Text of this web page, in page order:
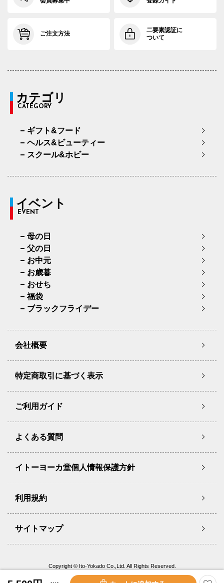
ご注文方法
二要素認証に
ついて
カテゴリ
CATEGORY
ギフト&フード
ヘルス&ビューティー
スクール&ホビー
イベント
EVENT
母の日
父の日
お中元
お歳暮
おせち
福袋
ブラックフライデー
会社概要
特定商取引に基づく表示
ご利用ガイド
よくある質問
イトーヨーカ堂個人情報保護方針
利用規約
サイトマップ
Copyright © Ito-Yokado Co.,Ltd. All Rights Reserved.